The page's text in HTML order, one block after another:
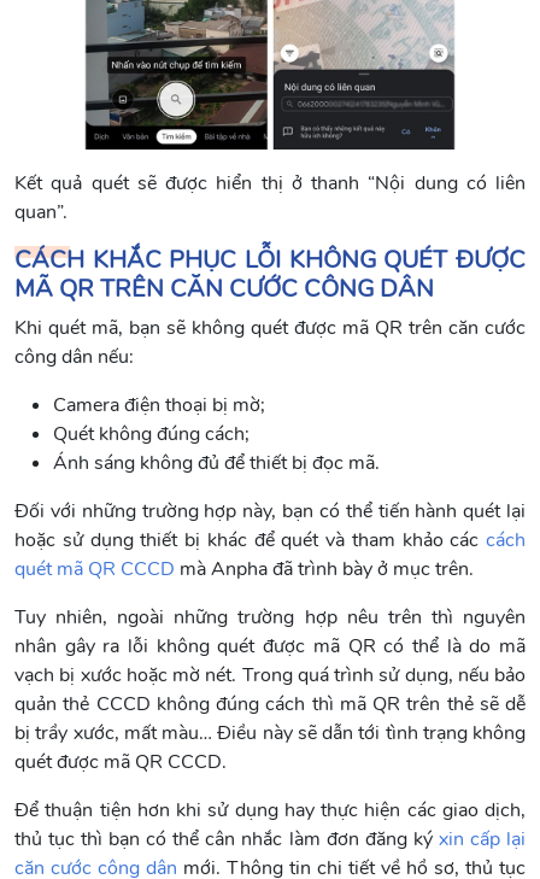
Kết quả quét sẽ được hiển thị ở thanh “Nội dung có liên
quan”.
CÁCH KHẮC PHỤC LỖI KHÔNG QUÉT ĐƯỢC
MÃ QR TRÊN CĂN CƯỚC CÔNG DÂN
Khi quét mã, bạn sẽ không quét được mã QR trên căn cước
công dân nếu:
Camera điện thoại bị mờ;
Quét không đúng cách;
Ánh sáng không đủ để thiết bị đọc mã.
Đối với những trường hợp này, bạn có thể tiến hành quét lại
hoặc sử dụng thiết bị khác để quét và tham khảo các cách
quét mã QR CCCD mà Anpha đã trình bày ở mục trên.
Tuy nhiên, ngoài những trường hợp nêu trên thì nguyên
nhân gây ra lỗi không quét được mã QR có thể là do mã
vạch bị xước hoặc mờ nét. Trong quá trình sử dụng, nếu bảo
quản thẻ CCCD không đúng cách thì mã QR trên thẻ sẽ dễ
bị trầy xước, mất màu… Điều này sẽ dẫn tới tình trạng không
quét được mã QR CCCD.
Để thuận tiện hơn khi sử dụng hay thực hiện các giao dịch,
thủ tục thì bạn có thể cân nhắc làm đơn đăng ký xin cấp lại
căn cước công dân mới. Thông tin chi tiết về hồ sơ, thủ tục